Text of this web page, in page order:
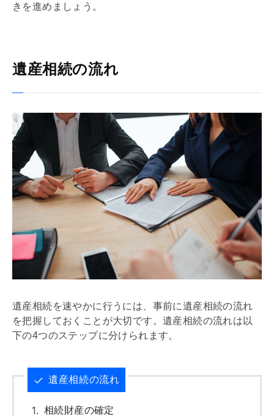
きを進めましょう。
遺産相続の流れ
遺産相続を速やかに行うには、事前に遺産相続の流れ
を把握しておくことが大切です。遺産相続の流れは以
下の4つのステップに分けられます。
遺産相続の流れ
相続財産の確定